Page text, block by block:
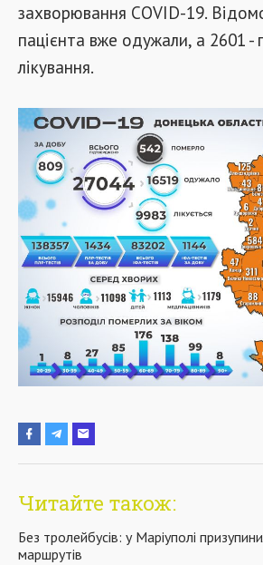
захворювання COVID-19.
пацієнта вже одужали, а 2601 -
лікування.
Читайте також:
Без тролейбусів: у Маріуполі
маршрутів